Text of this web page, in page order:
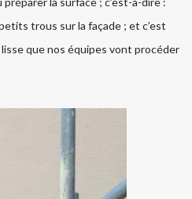
trous sur la façade ; et c’est
que nos équipes vont procéder